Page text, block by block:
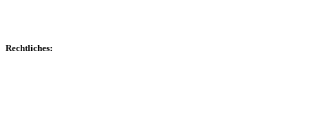
Rechtliches: